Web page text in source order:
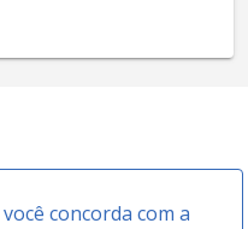
concorda com a